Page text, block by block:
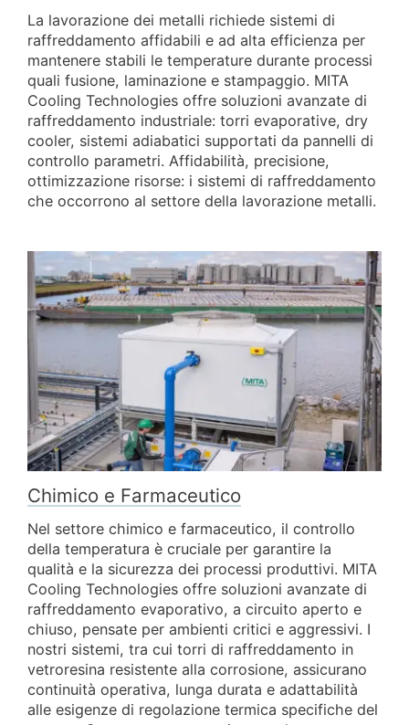
La lavorazione dei metalli richiede sistemi di
raffreddamento affidabili e ad alta efficienza per
mantenere stabili le temperature durante processi
quali fusione, laminazione e stampaggio. MITA
Cooling Technologies offre soluzioni avanzate di
raffreddamento industriale: torri evaporative, dry
cooler, sistemi adiabatici supportati da pannelli di
controllo parametri. Affidabilità, precisione,
ottimizzazione risorse: i sistemi di raffreddamento
che occorrono al settore della lavorazione metalli.
Chimico e Farmaceutico
Nel settore chimico e farmaceutico, il controllo
della temperatura è cruciale per garantire la
qualità e la sicurezza dei processi produttivi. MITA
Cooling Technologies offre soluzioni avanzate di
raffreddamento evaporativo, a circuito aperto e
chiuso, pensate per ambienti critici e aggressivi. I
nostri sistemi, tra cui torri di raffreddamento in
vetroresina resistente alla corrosione, assicurano
continuità operativa, lunga durata e adattabilità
alle esigenze di regolazione termica specifiche del